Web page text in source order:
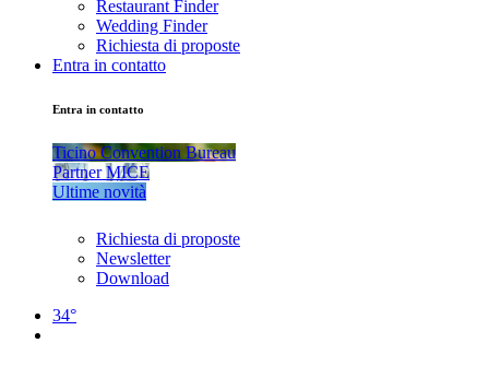
Restaurant Finder
Wedding Finder
Richiesta di proposte
Entra in contatto
Entra in contatto
Ticino Convention Bureau
Partner MICE
Ultime novità
Richiesta di proposte
Newsletter
Download
34°